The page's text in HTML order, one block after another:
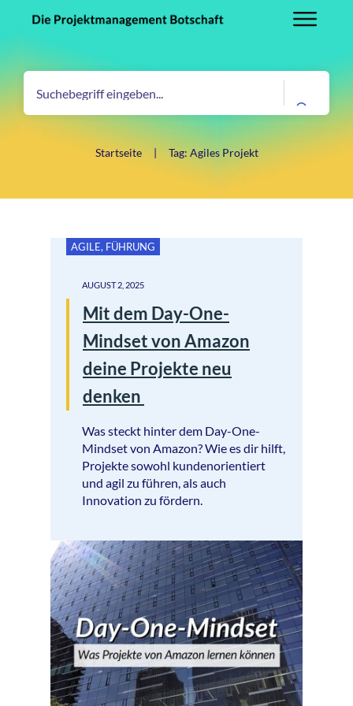
Startseite | Tag: Agiles Projekt
AGILE, FÜHRUNG
AUGUST 2, 2025
Mit dem Day-One-
Mindset von Amazon
deine Projekte neu
denken
Was steckt hinter dem Day-One-
Mindset von Amazon? Wie es dir hilft,
Projekte sowohl kundenorientiert
und agil zu führen, als auch
Innovation zu fördern.